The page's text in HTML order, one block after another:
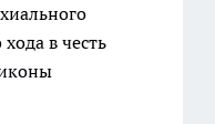
в честь